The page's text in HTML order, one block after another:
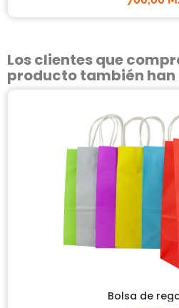
Los clientes que
producto también
Bolsa de